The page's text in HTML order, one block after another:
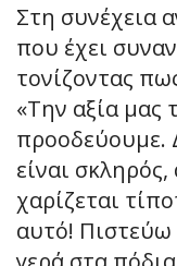
Στη συνέχεια
που έχει
τονίζοντας
«Την αξία μας
προοδεύουμε.
είναι
χαρίζεται
αυτό!